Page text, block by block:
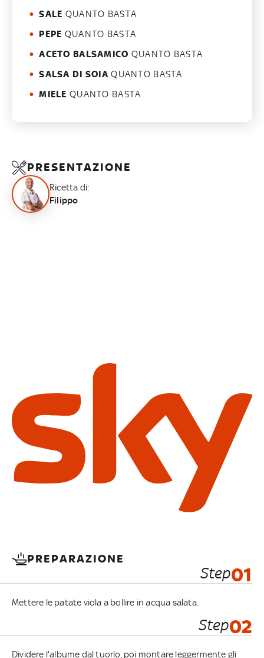
SALE QUANTO BASTA
PEPE QUANTO BASTA
ACETO BALSAMICO QUANTO BASTA
SALSA DI SOIA QUANTO BASTA
MIELE QUANTO BASTA
PRESENTAZIONE
Ricetta di:
Filippo
PREPARAZIONE
Step01
Mettere le patate viola a bollire in acqua salata.
Step02
Dividere l'albume dal tuorlo, poi montare leggermente gli